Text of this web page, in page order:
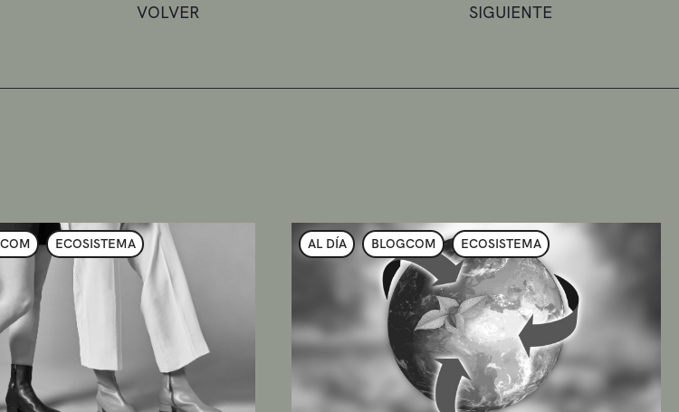
VOLVER SIGUIENTE
ECOSISTEMA AL DÍA BLOGCOM ECOSISTEMA